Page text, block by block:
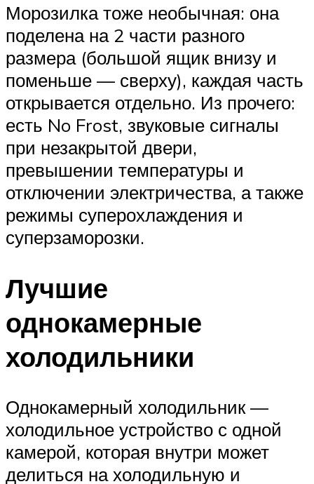
Морозилка тоже необычная: она
поделена на 2 части разного
размера (большой ящик внизу и
поменьше — сверху), каждая часть
открывается отдельно. Из прочего:
есть No Frost, звуковые сигналы
при незакрытой двери,
превышении температуры и
отключении электричества, а также
режимы суперохлаждения и
суперзаморозки.
Лучшие
однокамерные
холодильники
Однокамерный холодильник —
холодильное устройство с одной
камерой, которая внутри может
делиться на холодильную и